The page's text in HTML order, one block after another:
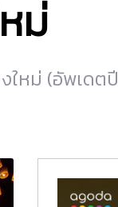
ม่
ใหม่ (อัพเดตปี